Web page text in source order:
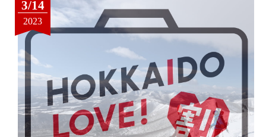
3/14
2023